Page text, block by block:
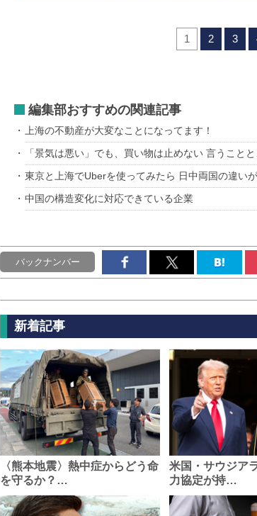
1 2 3
編集部おすすめの関連記事
上海の不動産が大変なことになってます！
「景気は悪い」でも、買い物は止めない 言うこと
東京と上海でUberを使ってみたら 日中両国の違い
中国の構造変化に対応できている企業
バックナンバー
新着記事
〈熊本地震〉熱中症からどう命
を守るか？…
米国・サウジア
力協定が持…